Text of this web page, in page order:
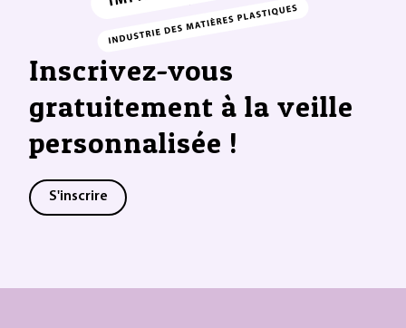
Inscrivez-vous
gratuitement à la veille
personnalisée !
S'inscrire